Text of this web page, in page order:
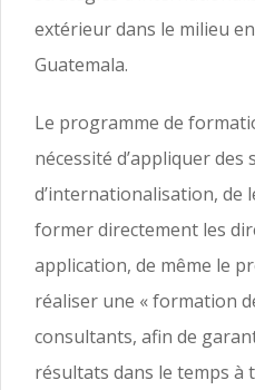
extérieur dans le milieu
Guatemala.
Le programme de
nécessité d’appliquer des
d’internationalisation, de
former directement les
application, de même le
réaliser une « formation
consultants, afin de
résultats dans le temps à